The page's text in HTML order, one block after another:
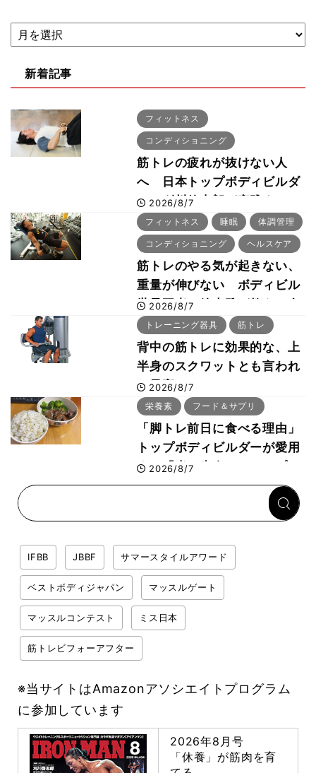
新着記事
フィットネス
コンディショニング
筋トレの疲れが抜けない人
へ 日本トップボディビルダ
ー・刈川啓志郎が実践する
「回復習慣」
2026/8/7
フィットネス 睡眠 体調管理
コンディショニング ヘルスケア
筋トレのやる気が起きない、
重量が伸びない ボディビル
世界王者・鈴木雅が教える食
事・睡眠・呼吸の整え方
2026/8/7
トレーニング器具 筋トレ
背中の筋トレに効果的な、上
半身のスクワットとも言われ
た最高マシン“ノーチラス・
プルオーバーマシン”とは？
2026/8/7
栄養素 フード＆サプリ
「脚トレ前日に食べる理由」
トップボディビルダーが愛用
する「米＋牛肉」のシンプル
回復メシとは？
2026/8/7
IFBB JBBF サマースタイルアワード
ベストボディジャパン マッスルゲート
マッスルコンテスト ミス日本
筋トレビフォーアフター
※当サイトはAmazonアソシエイトプログラム
に参加しています
2026年8月号
「休養」が筋肉を育